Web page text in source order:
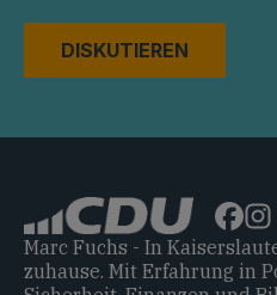
DISKUTIEREN
Marc Fuchs - In
zuhause. Mit Erfahrung in